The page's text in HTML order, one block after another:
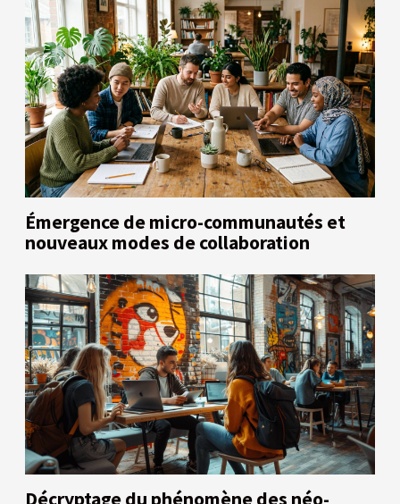
Émergence de micro-communautés et
nouveaux modes de collaboration
Décryptage du phénomène des néo-